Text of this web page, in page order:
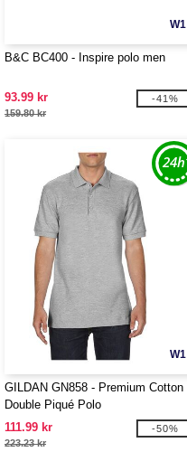
W1
B&C BC400 - Inspire polo men
93.99 kr
159.80 kr
-41%
W1
GILDAN GN858 - Premium Cotton
Double Piqué Polo
111.99 kr
223.23 kr
-50%